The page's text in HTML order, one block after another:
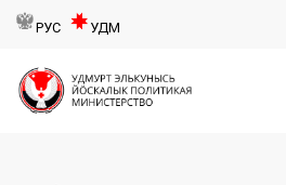
РУС УДМ